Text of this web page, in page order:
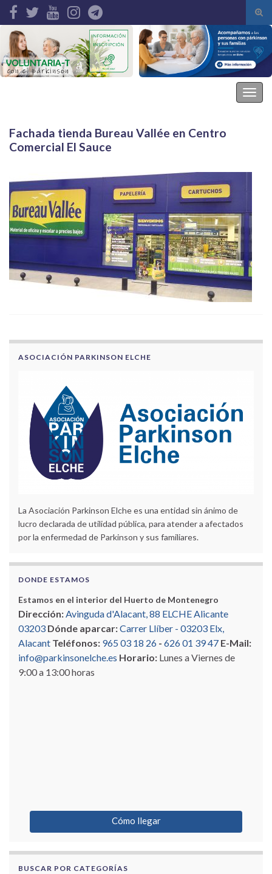
de
Search for:
Fachada tienda Bureau Vallée en Centro
Comercial El Sauce
ASOCIACIÓN PARKINSON ELCHE
La Asociación Parkinson Elche es una entidad sin ánimo de
lucro declarada de utilidad pública, para atender a afectados
por la enfermedad de Parkinson y sus familiares.
DONDE ESTAMOS
Estamos en el interior del Huerto de Montenegro
Dirección:Avinguda d'Alacant, 88 ELCHE Alicante
03203 Dónde aparcar:Carrer Llíber - 03203 Elx,
Alacant Teléfonos: 965 03 18 26 - 626 01 39 47 E-Mail:
info@parkinsonelche.es Horario: Lunes a Viernes de
9:00 a 13:00 horas
Cómo llegar
BUSCAR POR CATEGORÍAS